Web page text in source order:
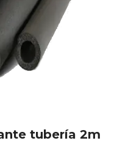
tubería 2m